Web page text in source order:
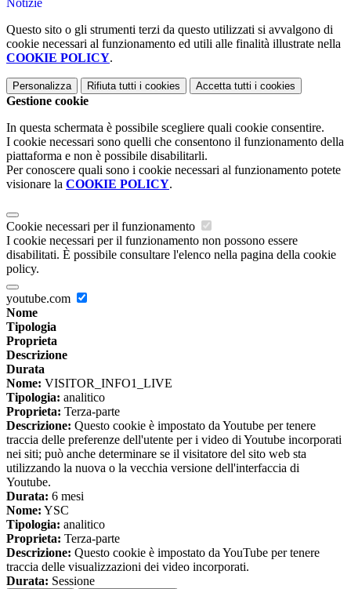
Notizie
Questo sito o gli strumenti terzi da questo utilizzati si avvalgono di
cookie necessari al funzionamento ed utili alle finalità illustrate nella
COOKIE POLICY.
Personalizza Rifiuta tutti i cookies Accetta tutti i cookies
Gestione cookie
In questa schermata è possibile scegliere quali cookie consentire.
I cookie necessari sono quelli che consentono il funzionamento della
piattaforma e non è possibile disabilitarli.
Per conoscere quali sono i cookie necessari al funzionamento potete
visionare la COOKIE POLICY.
Cookie necessari per il funzionamento
I cookie necessari per il funzionamento non possono essere
disabilitati. È possibile consultare l'elenco nella pagina della cookie
policy.
youtube.com
Nome
Tipologia
Proprieta
Descrizione
Durata
Nome: VISITOR_INFO1_LIVE
Tipologia: analitico
Proprieta: Terza-parte
Descrizione: Questo cookie è impostato da Youtube per tenere
traccia delle preferenze dell'utente per i video di Youtube incorporati
nei siti; può anche determinare se il visitatore del sito web sta
utilizzando la nuova o la vecchia versione dell'interfaccia di
Youtube.
Durata: 6 mesi
Nome: YSC
Tipologia: analitico
Proprieta: Terza-parte
Descrizione: Questo cookie è impostato da YouTube per tenere
traccia delle visualizzazioni dei video incorporati.
Durata: Sessione